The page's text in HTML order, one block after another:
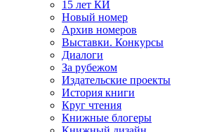
15 лет КИ
Новый номер
Архив номеров
Выставки. Конкурсы
Диалоги
За рубежом
Издательские проекты
История книги
Круг чтения
Книжные блогеры